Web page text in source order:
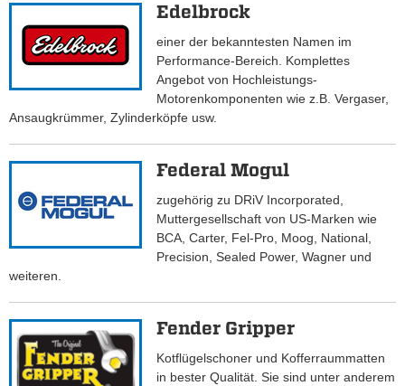
Edelbrock
einer der bekanntesten Namen im
Performance-Bereich. Komplettes
Angebot von Hochleistungs-
Motorenkomponenten wie z.B. Vergaser,
Ansaugkrümmer, Zylinderköpfe usw.
Federal Mogul
zugehörig zu DRiV Incorporated,
Muttergesellschaft von US-Marken wie
BCA, Carter, Fel-Pro, Moog, National,
Precision, Sealed Power, Wagner und
weiteren.
Fender Gripper
Kotflügelschoner und Kofferraummatten
in bester Qualität. Sie sind unter anderem